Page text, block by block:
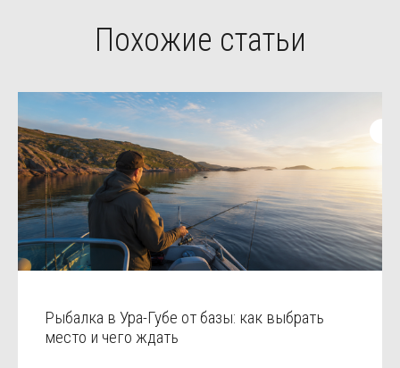
Похожие статьи
Рыбалка в Ура-Губе от базы: как выбрать
место и чего ждать